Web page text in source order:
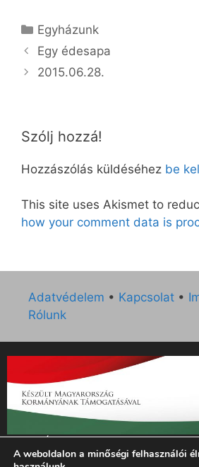
Kategória
Egyházunk
Egy édesapa
2015.06.28.
Szólj hozzá!
Hozzászólás küldéséhez be
This site uses Akismet to
how your comment data is
Adatvédelem • Kapcsolat •
Rólunk
„Az Új Ember katolikus hetilap
támogatását az EGYH-KCP-14-P-
A weboldalon a minőségi felhasználói